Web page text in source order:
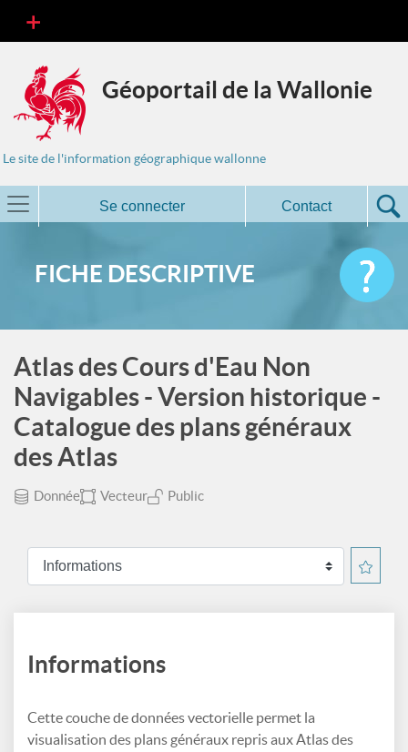
Géoportail de la Wallonie
Le site de l'information géographique wallonne
Se connecter Contact
FICHE DESCRIPTIVE
Atlas des Cours d'Eau Non
Navigables - Version historique -
Catalogue des plans généraux
des Atlas
Donnée Vecteur Public
Informations
Cette couche de données vectorielle permet la
visualisation des plans généraux repris aux Atlas des